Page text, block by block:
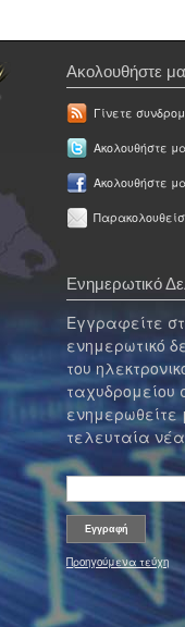
Ακολουθήστε
Γίνετε
Ακολουθήστε
Ακολουθήστε
Ενημερωτικό
Εγγραφείτε
ενημερωτικό
του
ταχυδρομείου
ενημερωθείτε
τελευταία
Προηγούμενα τεύχη